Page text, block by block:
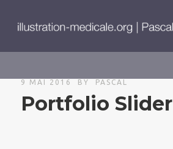
9 MAI 2016 BY PASCAL
Portfolio Slider